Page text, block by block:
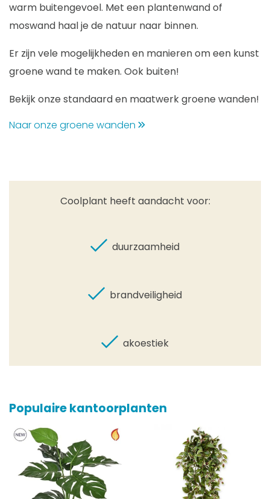
warm buitengevoel. Met een plantenwand of
moswand haal je de natuur naar binnen.
Er zijn vele mogelijkheden en manieren om een kunst
groene wand te maken. Ook buiten!
Bekijk onze standaard en maatwerk groene wanden!
Naar onze groene wanden
Coolplant heeft aandacht voor:
duurzaamheid
brandveiligheid
akoestiek
Populaire kantoorplanten